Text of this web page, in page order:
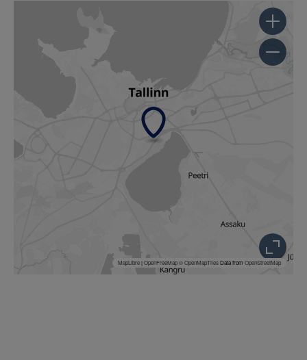
MapLibre|OpenFreeMap© OpenMapTilesData from OpenStreetMap